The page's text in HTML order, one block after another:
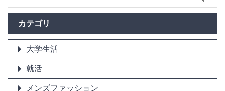
カテゴリ
大学生活
就活
メンズファッション